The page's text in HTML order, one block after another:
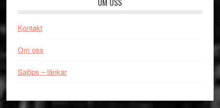
OM OSS
Kontakt
Om oss
Sajtips – länkar